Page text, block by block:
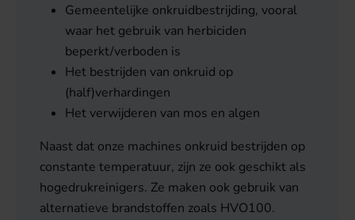
Gemeentelijke onkruidbestrijding, vooral
waar het gebruik van herbiciden
beperkt/verboden is
Het bestrijden van onkruid op
(half)verhardingen
Het verwijderen van mos en algen
Naast dat onze machines onkruid bestrijden op
constante temperatuur, zijn ze ook geschikt als
hogedrukreinigers. Ze maken ook gebruik van
alternatieve brandstoffen zoals HVO100.